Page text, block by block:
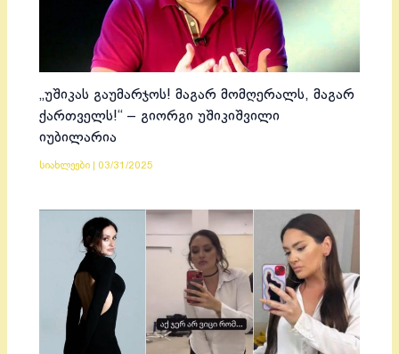
„უშიკას გაუმარჯოს! მაგარ მომღერალს, მაგარ
ქართველს!“ – გიორგი უშიკიშვილი
იუბილარია
სიახლეები 03/31/2025